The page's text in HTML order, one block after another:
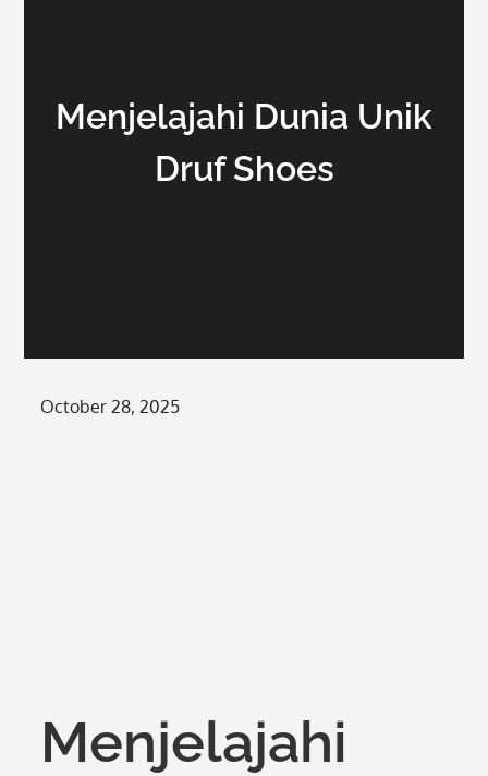
Menjelajahi Dunia Unik
Druf Shoes
Posted
October 28, 2025
Menjelajahi